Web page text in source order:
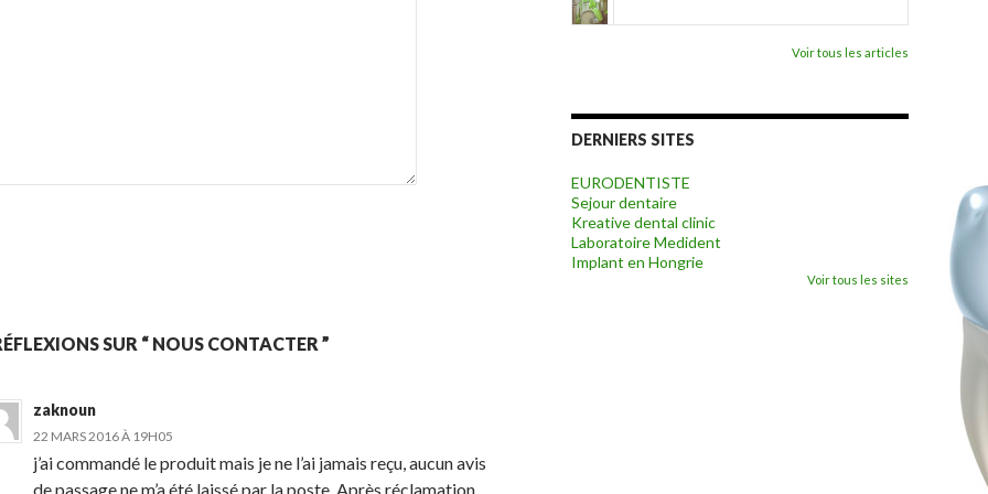
SUR “ NOUS CONTACTER ”
zaknoun
22 MARS 2016 À 19H05
j’ai commandé le produit mais je ne l’ai jamais reçu, aucun avis
de passage ne m’a été laissé par la poste. Après réclamation
Voir tous les articles
DERNIERS SITES
EURODENTISTE
Sejour dentaire
Kreative dental clinic
Laboratoire Medident
Implant en Hongrie
Voir tous les sites